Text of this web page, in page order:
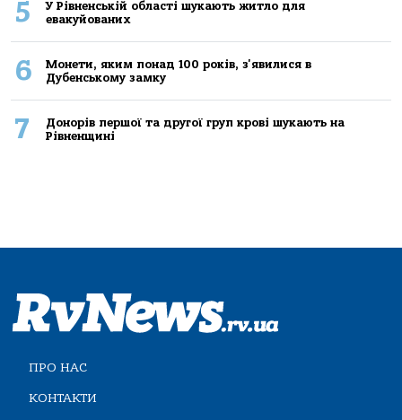
5
У Рівненській області шукають житло для
евакуйованих
6
Монети, яким понад 100 років, з'явилися в
Дубенському замку
7
Донорів першої та другої груп крові шукають на
Рівненщині
ПРО НАС
КОНТАКТИ